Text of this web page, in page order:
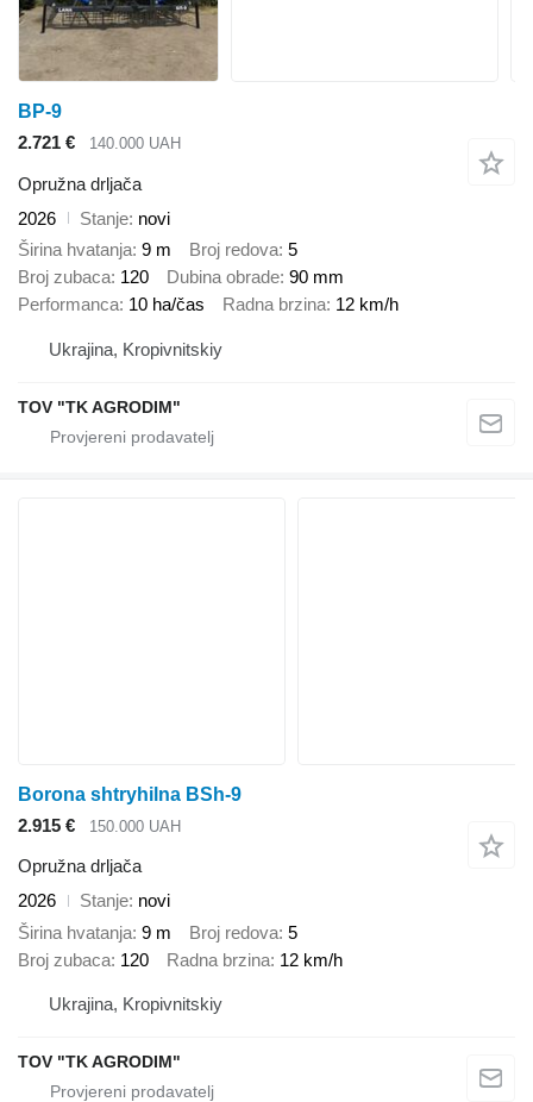
BP-9
2.721 €
140.000 UAH
Opružna drljača
2026
Stanje novi
Širina hvatanja 9 m Broj redova 5
Broj zubaca 120 Dubina obrade 90 mm
Performanca 10 ha/čas Radna brzina 12 km/h
Ukrajina, Kropivnitskiy
TOV "TK AGRODIM"
Borona shtryhilna BSh-9
2.915 €
150.000 UAH
Opružna drljača
2026
Stanje novi
Širina hvatanja 9 m Broj redova 5
Broj zubaca 120 Radna brzina 12 km/h
Ukrajina, Kropivnitskiy
TOV "TK AGRODIM"